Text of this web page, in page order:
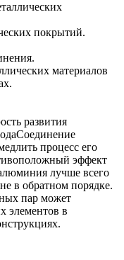
покрытий.
материалов
развития
процесс его
эффект
лучше всего
в обратном порядке.
пар может
элементов в